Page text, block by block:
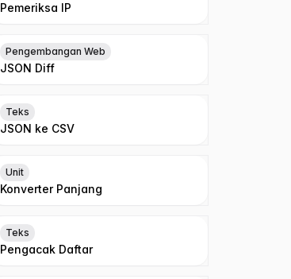
Pemeriksa IP
Pengembangan Web
JSON Diff
Teks
JSON ke CSV
Unit
Konverter Panjang
Teks
Pengacak Daftar